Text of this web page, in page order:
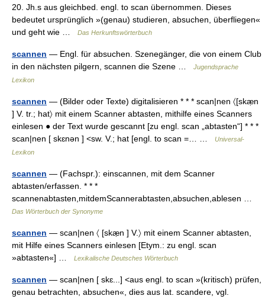
20. Jh.s aus gleichbed. engl. to scan übernommen. Dieses
bedeutet ursprünglich »(genau) studieren, absuchen, überfliegen«
und geht wie …
Das Herkunftswörterbuch
scannen — Engl. für absuchen. Szenegänger, die von einem Club
in den nächsten pilgern, scannen die Szene …
Jugendsprache
Lexikon
scannen — (Bilder oder Texte) digitalisieren * * * scan|nen 〈[skæ̣n
] V. tr.; hat〉 mit einem Scanner abtasten, mithilfe eines Scanners
einlesen ● der Text wurde gescannt [zu engl. scan „abtasten“] * * *
scan|nen [ skɛnən ] <sw. V.; hat [engl. to scan =… …
Universal-
Lexikon
scannen — (Fachspr.): einscannen, mit dem Scanner
abtasten/erfassen. * * *
scannenabtasten,mitdemScannerabtasten,absuchen,ablesen …
Das Wörterbuch der Synonyme
scannen — scan|nen 〈 [skæ̣n ] V.〉 mit einem Scanner abtasten,
mit Hilfe eines Scanners einlesen [Etym.: zu engl. scan
»abtasten«] …
Lexikalische Deutsches Wörterbuch
scannen — scan|nen [ skɛ...] <aus engl. to scan »(kritisch) prüfen,
genau betrachten, absuchen«, dies aus lat. scandere, vgl.